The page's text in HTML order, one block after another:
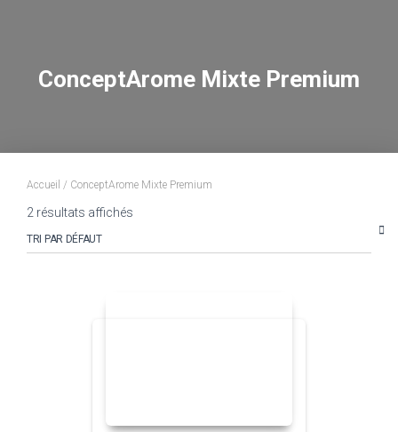
ConceptArome Mixte Premium
Accueil / ConceptArome Mixte Premium
2 résultats affichés